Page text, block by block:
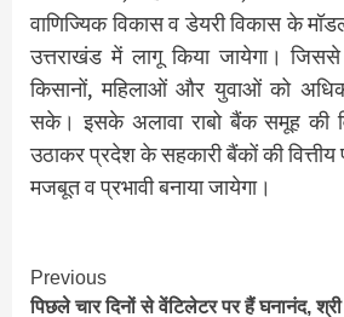
वाणिज्यिक विकास व डेयरी विकास के
उत्तराखंड में लागू किया जायेगा।
किसानों, महिलाओं और युवाओं को
सके। इसके अलावा राबो बैंक समूह की
उठाकर प्रदेश के सहकारी बैंकों की
मजबूत व प्रभावी बनाया जायेगा।
Continue
Previous
पिछले चार दिनों से वेंटिलेटर पर हैं घनानंद,